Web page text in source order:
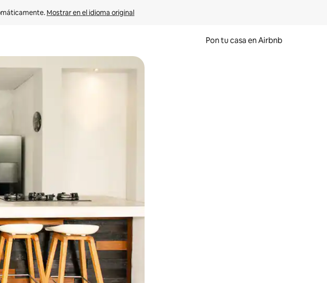
Mostrar en el idioma original
Pon tu casa en Airbnb
hacia abajo o explora con el tacto o desliza el dedo.